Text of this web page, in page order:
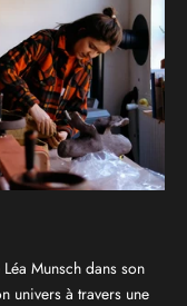
Munsch dans son
univers à travers une